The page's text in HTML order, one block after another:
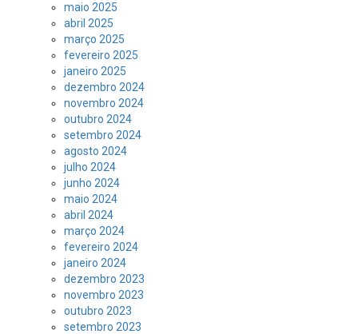
maio 2025
abril 2025
março 2025
fevereiro 2025
janeiro 2025
dezembro 2024
novembro 2024
outubro 2024
setembro 2024
agosto 2024
julho 2024
junho 2024
maio 2024
abril 2024
março 2024
fevereiro 2024
janeiro 2024
dezembro 2023
novembro 2023
outubro 2023
setembro 2023